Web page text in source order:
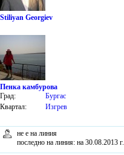
Stiliyan Georgiev
Пенка камбурова
Град:
Бургас
Квартал:
Изгрев
не е на линия
последно на линия: на 30.08.2013 г.